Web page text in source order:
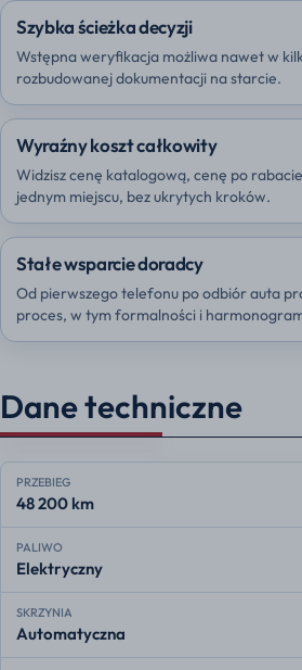
Szybka ścieżka decyzji
Wstępna weryfikacja możliwa nawet w
rozbudowanej dokumentacji na starcie.
Wyraźny koszt całkowity
Widzisz cenę katalogową, cenę po
jednym miejscu, bez ukrytych kroków.
Stałe wsparcie doradcy
Od pierwszego telefonu po odbiór auta
proces, w tym formalności i
Dane techniczne
PRZEBIEG
48 200 km
PALIWO
Elektryczny
SKRZYNIA
Automatyczna